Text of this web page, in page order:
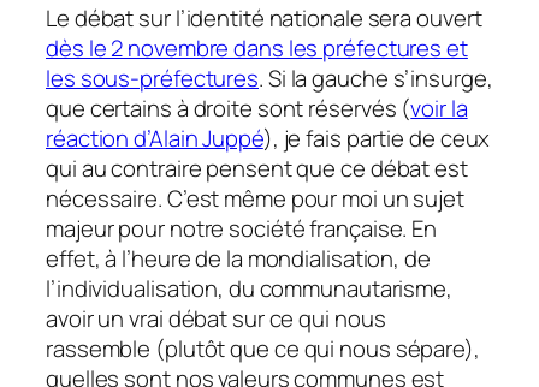
Le débat sur l’identité nationale sera ouvert
dès le 2 novembre dans les préfectures et
les sous-préfectures. Si la gauche s’insurge,
que certains à droite sont réservés (voir la
réaction d’Alain Juppé), je fais partie de ceux
qui au contraire pensent que ce débat est
nécessaire. C’est même pour moi un sujet
majeur pour notre société française. En
effet, à l’heure de la mondialisation, de
l’individualisation, du communautarisme,
avoir un vrai débat sur ce qui nous
rassemble (plutôt que ce qui nous sépare),
quelles sont nos valeurs communes est